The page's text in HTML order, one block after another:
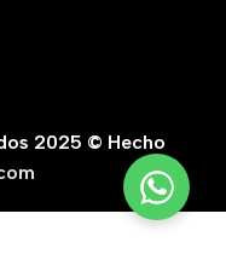
2025 © Hecho